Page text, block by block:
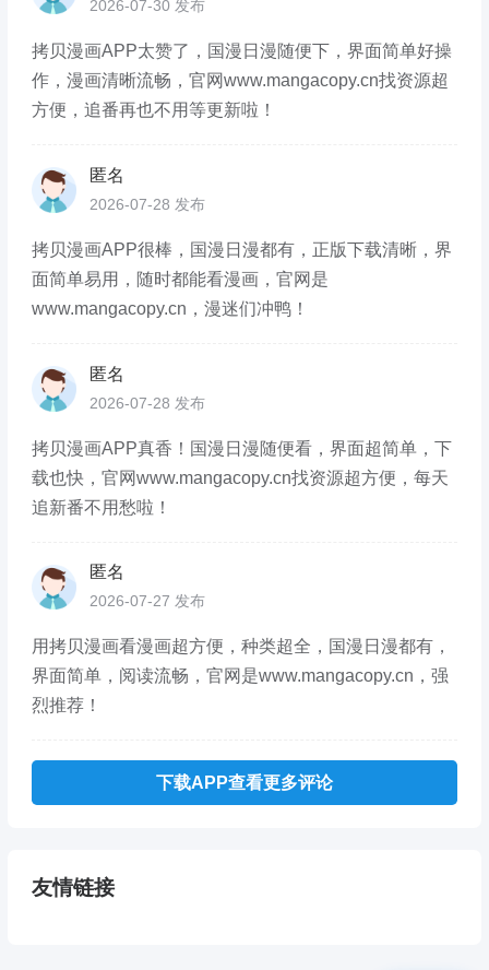
2026-07-30 发布
拷贝漫画APP太赞了，国漫日漫随便下，界面简单好操
作，漫画清晰流畅，官网www.mangacopy.cn找资源超
方便，追番再也不用等更新啦！
匿名
2026-07-28 发布
拷贝漫画APP很棒，国漫日漫都有，正版下载清晰，界
面简单易用，随时都能看漫画，官网是
www.mangacopy.cn，漫迷们冲鸭！
匿名
2026-07-28 发布
拷贝漫画APP真香！国漫日漫随便看，界面超简单，下
载也快，官网www.mangacopy.cn找资源超方便，每天
追新番不用愁啦！
匿名
2026-07-27 发布
用拷贝漫画看漫画超方便，种类超全，国漫日漫都有，
界面简单，阅读流畅，官网是www.mangacopy.cn，强
烈推荐！
下载APP查看更多评论
友情链接